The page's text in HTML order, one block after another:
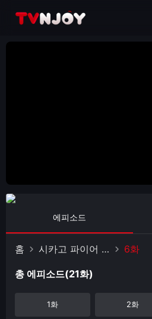
에피소드
홈 시카고 파이어 시즌 6 6화
총 에피소드(21화)
1화 2화